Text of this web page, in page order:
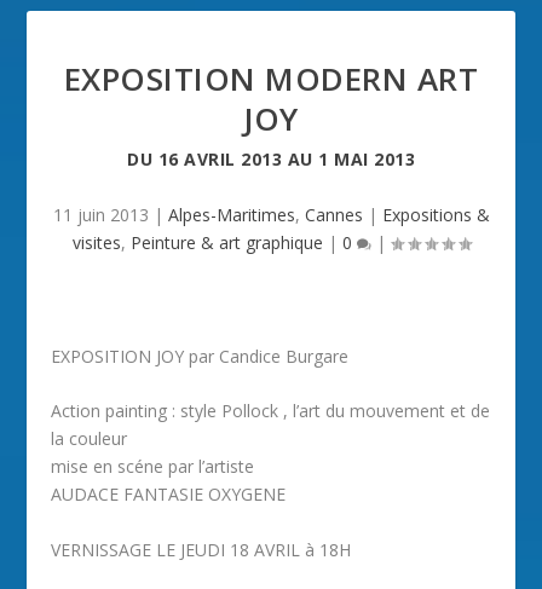
EXPOSITION MODERN ART
JOY
DU 16 AVRIL 2013 AU 1 MAI 2013
11 juin 2013 | Alpes-Maritimes, Cannes | Expositions &
visites, Peinture & art graphique | 0 |
EXPOSITION JOY par Candice Burgare
Action painting : style Pollock , l’art du mouvement et de
la couleur
mise en scéne par l’artiste
AUDACE FANTASIE OXYGENE
VERNISSAGE LE JEUDI 18 AVRIL à 18H